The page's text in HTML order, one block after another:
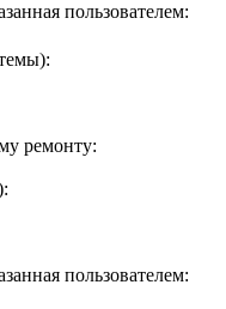
пользователем:
ремонту:
пользователем: